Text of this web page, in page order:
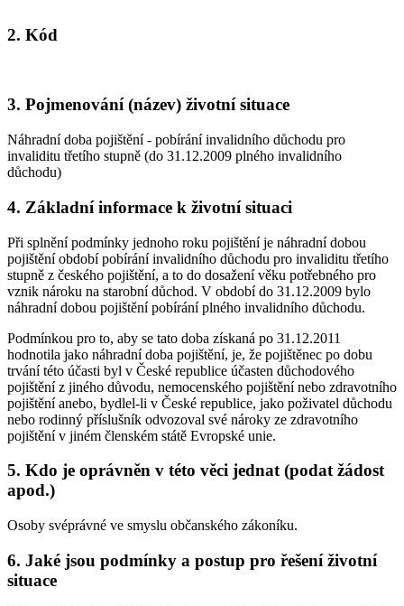
2. Kód
3. Pojmenování (název) životní situace
Náhradní doba pojištění - pobírání invalidního důchodu pro
invaliditu třetího stupně (do 31.12.2009 plného invalidního
důchodu)
4. Základní informace k životní situaci
Při splnění podmínky jednoho roku pojištění je náhradní dobou
pojištění období pobírání invalidního důchodu pro invaliditu třetího
stupně z českého pojištění, a to do dosažení věku potřebného pro
vznik nároku na starobní důchod. V období do 31.12.2009 bylo
náhradní dobou pojištění pobírání plného invalidního důchodu.
Podmínkou pro to, aby se tato doba získaná po 31.12.2011
hodnotila jako náhradní doba pojištění, je, že pojištěnec po dobu
trvání této účasti byl v České republice účasten důchodového
pojištění z jiného důvodu, nemocenského pojištění nebo zdravotního
pojištění anebo, bydlel-li v České republice, jako poživatel důchodu
nebo rodinný příslušník odvozoval své nároky ze zdravotního
pojištění v jiném členském státě Evropské unie.
5. Kdo je oprávněn v této věci jednat (podat žádost
apod.)
Osoby svéprávné ve smyslu občanského zákoníku.
6. Jaké jsou podmínky a postup pro řešení životní
situace